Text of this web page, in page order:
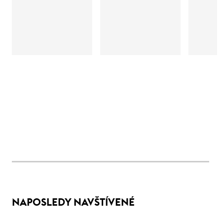
NAPOSLEDY NAVŠTÍVENÉ